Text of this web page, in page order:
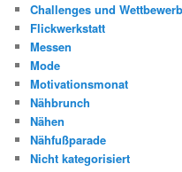
Challenges und
Flickwerkstatt
Messen
Mode
Motivationsmonat
Nähbrunch
Nähen
Nähfußparade
Nicht kategorisiert